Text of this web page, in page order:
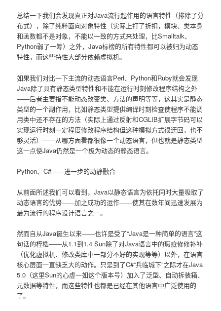
总结一下我们会发现真正对Java流行起作用的语言特性（排除了分
布式），除了纯粹面向对象特性（实际上打了折扣，模块、类本身
和函数都不是对象，不能以一致的方式来处理，比Smalltalk、
Python弱了一筹）之外，Java标榜的所有特性都可以被归为动态
特性，而这些特性大部分依赖虚拟机。
如果我们对比一下主流的动态语言Perl、Python和Ruby就会发现
Java除了具有静态类型特性和不能在运行时刻修改程序结构之外
――后者主要指不能动态改变类、方法的声明等等，这其实是静态
类型的一个副作用，比如静态类型提供编译时刻检查使程序不能调
用类中还不存在的方法（实际上通过反射和CGLIB扩展字节码可以
实现运行时刻一定程度修改程序结构但这种模拟方式很迂回，也不
够灵活）――从哪方面看都很像一个动态语言，但也就是静态类型
这一点使Java仍然是一个极为动态的静态语言。
Python、C#――进一步的动静融合
从前面所述我们可以看到，Java以静态语言为依托同时大量吸取了
动态语言的优势――加之成功的运作――使其在数年间迅速发展为
最为流行的程序设计语言之一。
然而自从Java诞生以来――也许是受了“Java是一种简单的语言”这
句话的桎梏――从1.1到1.4 Sun除了对Java语言中的瑕疵修修补补
（优化虚拟机、修改类库中一部分不好的实现等等）以外，在语言
核心层面一直缺乏大的动作。只是到了C#“兵临城下”之际才在Java
5.0（这里Sun的心虚一如这个版本号）加入了泛型、自动拆装箱、
元数据等特性，而这些特性也都是已经在其他语言中广泛使用的
了。